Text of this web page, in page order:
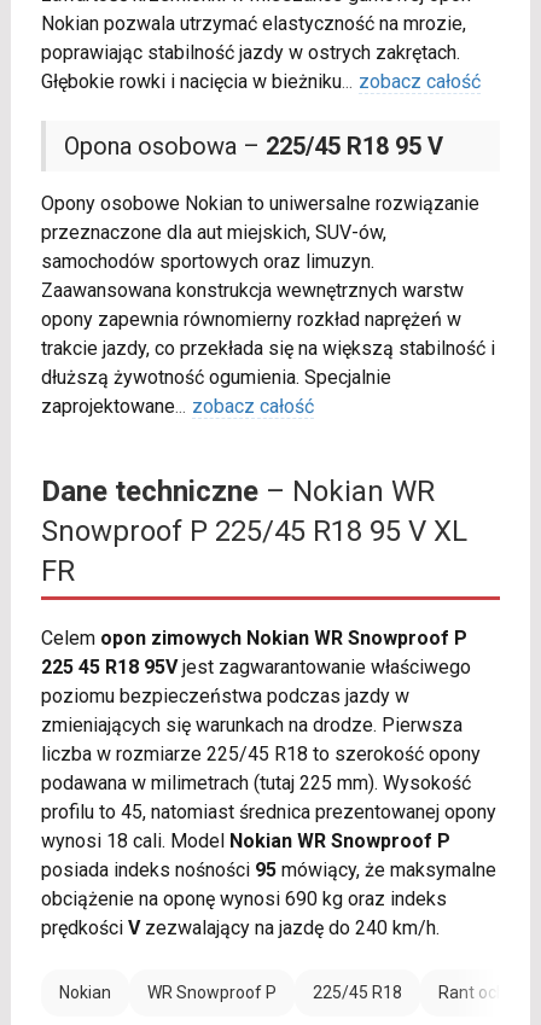
Nokian pozwala utrzymać elastyczność na mrozie,
poprawiając stabilność jazdy w ostrych zakrętach.
Głębokie rowki i nacięcia w bieżniku... zobacz całość
Opona osobowa – 225/45 R18 95 V
Opony osobowe Nokian to uniwersalne rozwiązanie
przeznaczone dla aut miejskich, SUV-ów,
samochodów sportowych oraz limuzyn.
Zaawansowana konstrukcja wewnętrznych warstw
opony zapewnia równomierny rozkład naprężeń w
trakcie jazdy, co przekłada się na większą stabilność i
dłuższą żywotność ogumienia. Specjalnie
zaprojektowane... zobacz całość
Dane techniczne– Nokian WR
Snowproof P 225/45 R18 95 V XL
FR
Celem opon zimowych Nokian WR Snowproof P
225 45 R18 95Vjest zagwarantowanie właściwego
poziomu bezpieczeństwa podczas jazdy w
zmieniających się warunkach na drodze. Pierwsza
liczba w rozmiarze 225/45 R18 to szerokość opony
podawana w milimetrach (tutaj 225 mm). Wysokość
profilu to 45, natomiast średnica prezentowanej opony
wynosi 18 cali. Model Nokian WR Snowproof P
posiada indeks nośności 95mówiący, że maksymalne
obciążenie na oponę wynosi 690 kg oraz indeks
prędkości Vzezwalający na jazdę do 240 km/h.
Nokian WR Snowproof P 225/45 R18 Rant